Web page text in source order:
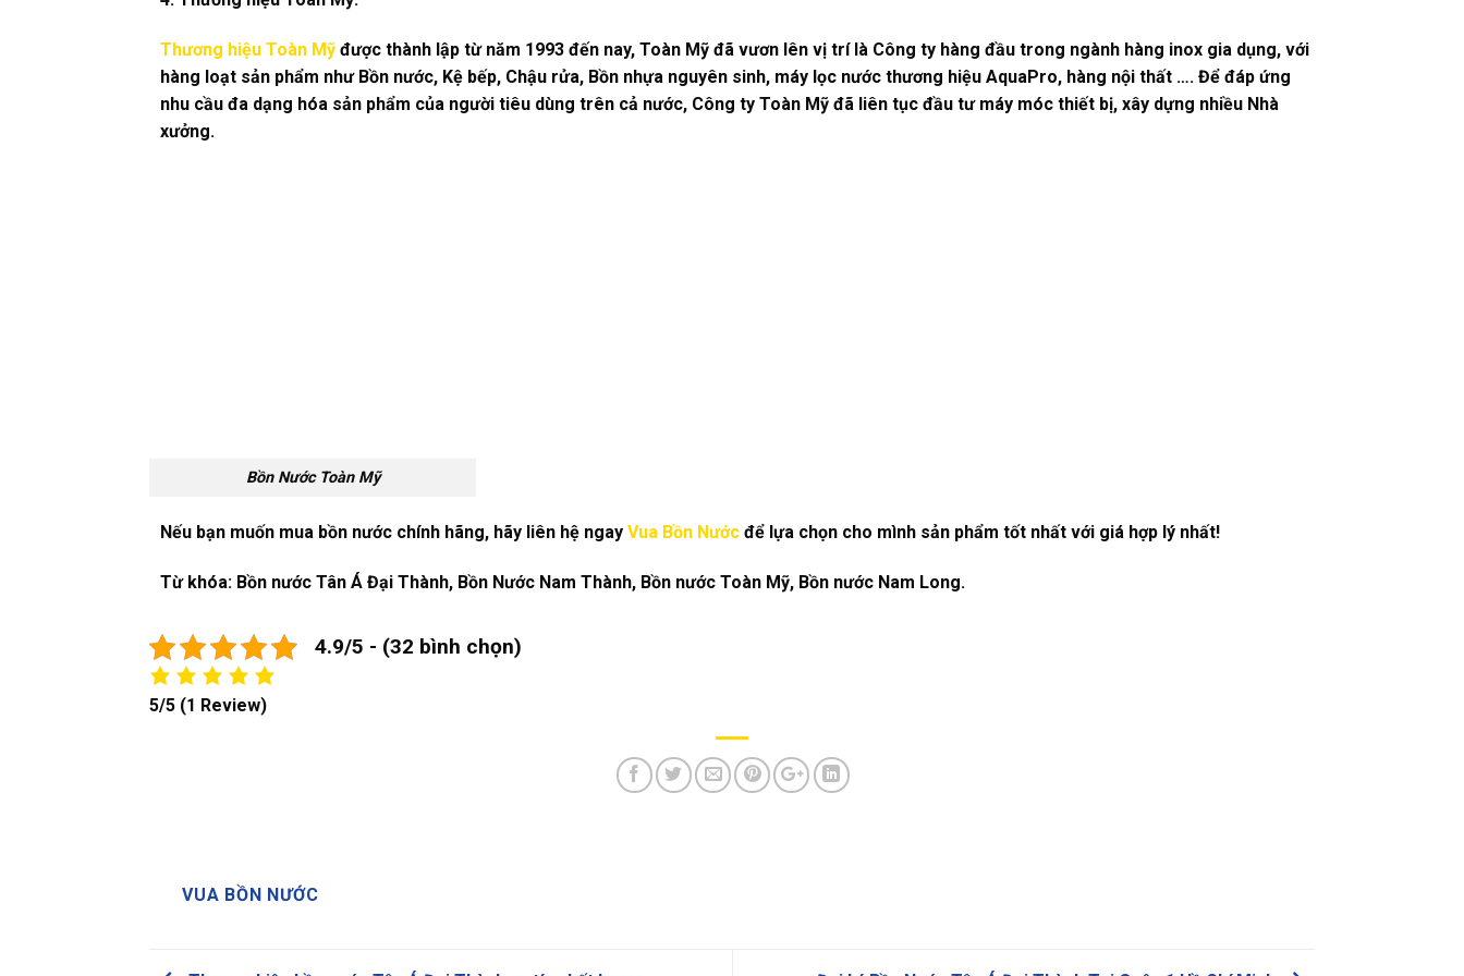
Thương hiệu Toàn Mỹ được thành lập từ năm 1993 đến nay, Toàn Mỹ đã vươn lên vị trí là Công ty hàng đầu trong ngành hàng inox gia dụng, với
hàng loạt sản phẩm như Bồn nước, Kệ bếp, Chậu rửa, Bồn nhựa nguyên sinh, máy lọc nước thương hiệu AquaPro, hàng nội thất …. Để đáp ứng
nhu cầu đa dạng hóa sản phẩm của người tiêu dùng trên cả nước, Công ty Toàn Mỹ đã liên tục đầu tư máy móc thiết bị, xây dựng nhiều Nhà
xưởng.
Bồn Nước Toàn Mỹ
Nếu bạn muốn mua bồn nước chính hãng, hãy liên hệ ngay Vua Bồn Nước để lựa chọn cho mình sản phẩm tốt nhất với giá hợp lý nhất!
Từ khóa: Bồn nước Tân Á Đại Thành, Bồn Nước Nam Thành, Bồn nước Toàn Mỹ, Bồn nước Nam Long.
4.9/5 - (32 bình chọn)
5/5 (1 Review)
VUA BỒN NƯỚC